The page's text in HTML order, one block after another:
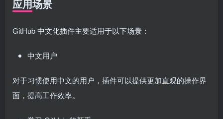
应用场景
GitHub 中文化插件主要适用于以下场景：
中文用户
对于习惯使用中文的用户，插件可以提供更加直观的操作界
面，提高工作效率。